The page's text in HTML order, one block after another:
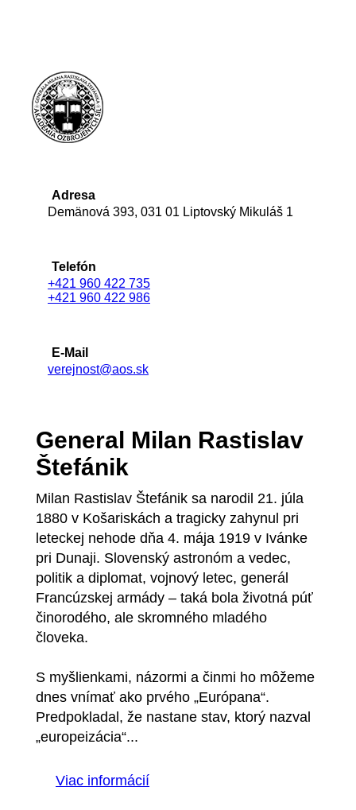
Adresa
Demänová 393, 031 01 Liptovský Mikuláš 1
Telefón
+421 960 422 735
+421 960 422 986
E-Mail
verejnost@aos.sk
General Milan Rastislav
Štefánik
Milan Rastislav Štefánik sa narodil 21. júla
1880 v Košariskách a tragicky zahynul pri
leteckej nehode dňa 4. mája 1919 v Ivánke
pri Dunaji. Slovenský astronóm a vedec,
politik a diplomat, vojnový letec, generál
Francúzskej armády – taká bola životná púť
činorodého, ale skromného mladého
človeka.
S myšlienkami, názormi a činmi ho môžeme
dnes vnímať ako prvého „Európana“.
Predpokladal, že nastane stav, ktorý nazval
„europeizácia“...
Viac informácií